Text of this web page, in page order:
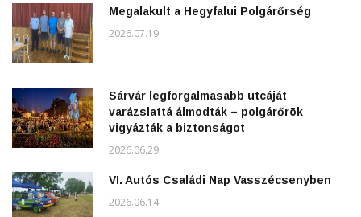
Megalakult a Hegyfalui Polgárőrség
2026.07.19.
Sárvár legforgalmasabb utcáját
varázslattá álmodták – polgárőrök
vigyázták a biztonságot
2026.06.29.
VI. Autós Családi Nap Vasszécsenyben
2026.06.14.